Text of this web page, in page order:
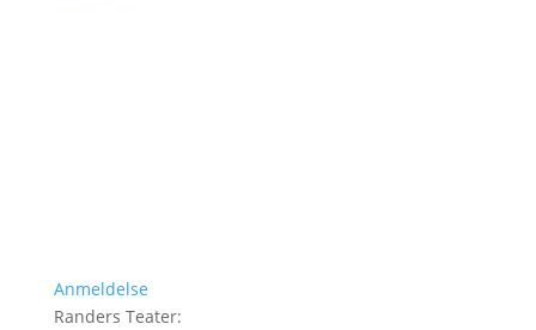
Anmeldelse
Randers Teater: